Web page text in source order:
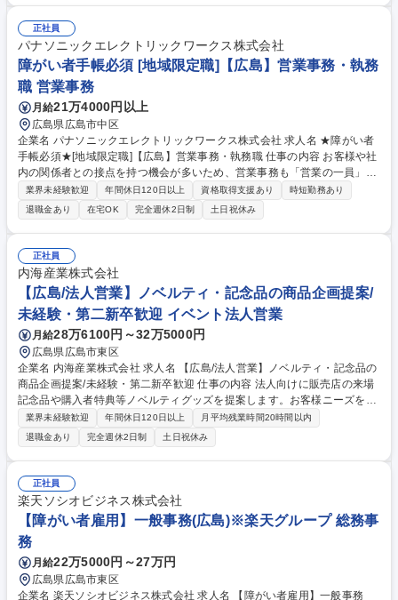
への配送業務の管理、物流業務にともなう業務分析、業務改善提案の実施
等 【職場環境】複数の物流会社が統合し、設立した当社。その為、キャリ
ア入社者も多く馴染み易い環境です。約3-5年でのジョブローテーション
もあり。物流におけるスペシャリストとして成長できる環境です。 募集職
種 広島【物流管理】キリングループ全体の物流を担う会社 / 年間休日121
日
正社員
パナソニックエレクトリックワークス株式会社
障がい者手帳必須 [地域限定職]【広島】営業事務・執務
職 営業事務
月給21万4000円以上
広島県広島市中区
企業名 パナソニックエレクトリックワークス株式会社 求人名 ★障がい者
手帳必須★[地域限定職]【広島】営業事務・執務職 仕事の内容 お客様や社
内の関係者との接点を持つ機会が多いため、営業事務も「営業の一員」で
あると、アンテナを高く張り、関係者とのコミュニケーションを密に取っ
て業務推進いただきます。 【具体的な仕事内容】以下の業務のいずれかを
担っていただきます。 (1)営業事務：専用端末を使って、お客様(代理店
様、工務店様)からの商材に関する問い合わせにスピーディに対応いただ
き、弊社商材の販売促進を担っていただきます。その他、商品情報説明、
在庫・納期確認など。 (2)セールスプロモーター：住宅会社等の顧客に対
し、弊社商材の受注に向けた提案活動をおこないます。 ※外勤有 募集職
種 ★障がい者手帳必須★[地域限定職]【広島】営業事務・執務職
業界未経験歓迎 年間休日120日以上 資格取得支援あり
時短勤務あり
退職金あり
在宅OK 完全週休2日制 土日祝休み
正社員
内海産業株式会社
【広島/法人営業】ノベルティ・記念品の商品企画提案/
未経験・第二新卒歓迎 イベント法人営業
月給28万6100円～32万5000円
広島県広島市東区
企業名 内海産業株式会社 求人名 【広島/法人営業】ノベルティ・記念品の
商品企画提案/未経験・第二新卒歓迎 仕事の内容 法人向けに販売店の来場
記念品や購入者特典等ノベルティグッズを提案します。お客様ニーズをヒ
アリングし最適な商品を提案。既存のカタログ商品のみならずオリジナル
商品の企画提案も可能なやりがいある仕事です。 ■企業の創立記念品、周
年記念品、キャンペーン特典など、様々なノベルティグッズの提案営業を
行います。 ■中国エリアの既存顧客を中心に、お客様のニーズや予算に合
わせた最適な商品を提案します。 ■基本的にはカタログ商品からの選定が
中心ですが、お客様の要望に応じてオリジナル商品の企画提案も行いま
す。お客様のニーズをヒアリングし、形にする喜びを感じられる仕事で
す。 募集職種 【広島/法人営業】ノベルティ・記念品の商品企画提案/未経
験・第二新卒歓迎
業界未経験歓迎 年間休日120日以上
月平均残業時間20時間以内
退職金あり
完全週休2日制 土日祝休み
正社員
楽天ソシオビジネス株式会社
【障がい者雇用】一般事務(広島)※楽天グループ 総務事
務
月給22万5000円～27万円
広島県広島市東区
企業名 楽天ソシオビジネス株式会社 求人名 【障がい者雇用】一般事務